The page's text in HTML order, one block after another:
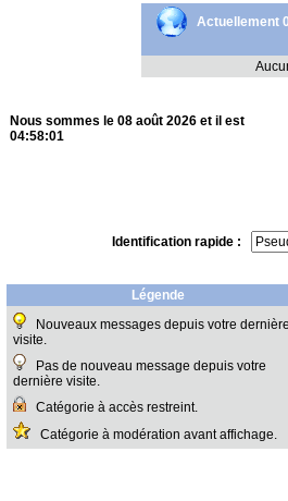
Actuellement 0
Nous sommes le 08 août 2026 et il est
04:58:01
Identification rapide :
Légende
Nouveaux messages depuis votre dernière
visite.
Pas de nouveau message depuis votre
dernière visite.
Catégorie à accès restreint.
Catégorie à modération avant affichage.